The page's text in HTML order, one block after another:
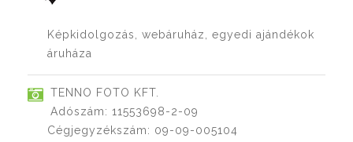
Képkidolgozás, webáruház, egyedi ajándékok
áruháza
TENNO FOTO KFT.
Adószám: 11553698-2-09
Cégjegyzékszám: 09-09-005104